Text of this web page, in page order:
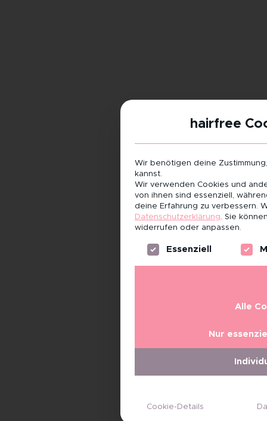
hairfree
Wir benötigen deine
kannst.
Wir verwenden Cookies und
von ihnen sind essenziell,
deine Erfahrung zu verbessern.
Datenschutzerklärung. Sie
widerrufen oder anpassen.
Es folgt eine Liste der
Essenziell
Alle
Nur
Cookie-Details